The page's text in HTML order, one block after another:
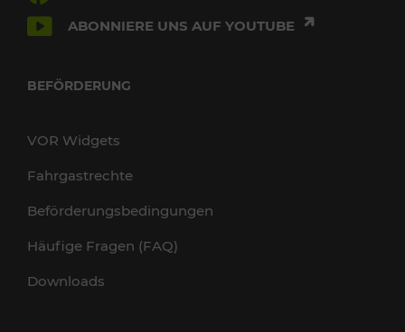
ABONNIERE UNS AUF YOUTUBE
BEFÖRDERUNG
VOR Widgets
Fahrgastrechte
Beförderungsbedingungen
Häufige Fragen (FAQ)
Downloads